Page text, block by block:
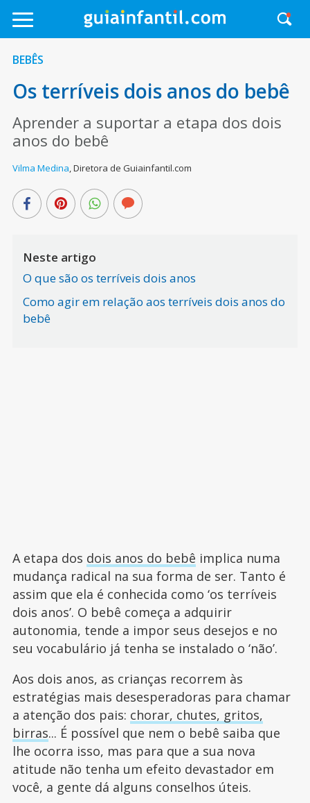
BEBÊS
Os terríveis dois anos do bebê
Aprender a suportar a etapa dos dois
anos do bebê
Vilma Medina,Diretora de Guiainfantil.com
Neste artigo
O que são os terríveis dois anos
Como agir em relação aos terríveis dois anos do
bebê
A etapa dos dois anos do bebê implica numa
mudança radical na sua forma de ser. Tanto é
assim que ela é conhecida como ‘os terríveis
dois anos’. O bebê começa a adquirir
autonomia, tende a impor seus desejos e no
seu vocabulário já tenha se instalado o ‘não’.
Aos dois anos, as crianças recorrem às
estratégias mais desesperadoras para chamar
a atenção dos pais: chorar, chutes, gritos,
birras... É possível que nem o bebê saiba que
lhe ocorra isso, mas para que a sua nova
atitude não tenha um efeito devastador em
você, a gente dá alguns conselhos úteis.